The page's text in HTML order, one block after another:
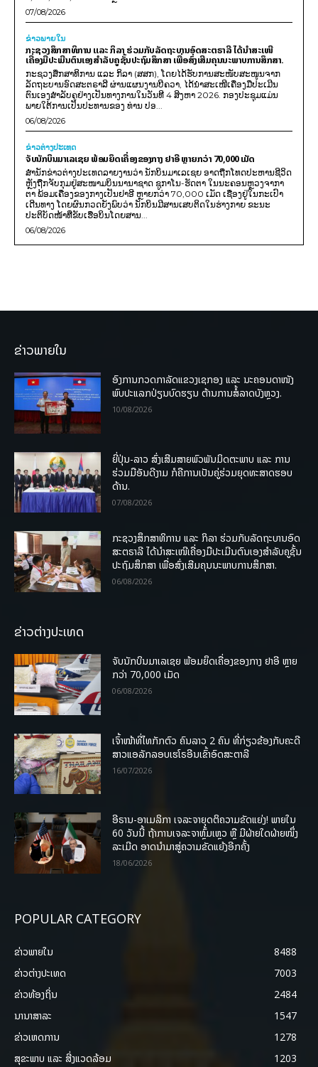
07/08/2026
ຂ່າວພາຍ​ໃນ
ກະຊວງສຶກສາທິການ ແລະ ກິລາ ຮ່ວມກັບລັດຖະບານອົດສະຕຣາລີ ໄດ້ນຳສະເໜີ
ເຄື່ອງມືປະເມີນຕົນເອງສຳລັບຄູຊັ້ນປະຖົມສຶກສາ ເພື່ອສົ່ງເສີມຄຸນນະພາບການສຶກສາ.
ກະຊວງສຶກສາທິການ ແລະ ກິລາ (ສສກ), ໂດຍໄດ້ຮັບການສະໜັບສະໜູນຈາກ
ລັດຖະບານອົດສະຕຣາລີ ຜ່ານແຜນງານບີຄວາ, ໄດ້ນຳສະເໜີເຄື່ອງມືປະເມີນ
ຕົນເອງສຳລັບຄູຢ່າງເປັນທາງການໃນວັນທີ 4 ສິງຫາ 2026. ກອງປະຊຸມແມ່ນ
ພາຍໃຕ້ການເປັນປະທານຂອງ ທ່ານ ປອ...
06/08/2026
ຂ່າວຕ່າງປະເທດ
ຈັບນັກບິນມາເລເຊຍ ພ້ອມຍຶດເຄື່ອງຂອງກາງ ຢາອີ ຫຼາຍກວ່າ 70,000 ເມັດ
ສຳນັກຂ່າວຕ່າງປະເທດລາຍງານວ່າ ນັກບິນມາເລເຊຍ ອາດຖືກໂທດປະຫານຊີວິດ
ຫຼັງຖືກຈັບກຸມຢູ່ສະໜາມບິນນານາຊາດ ຊູກາໂນ-ຮັດຕາ ໃນນະຄອນຫຼວງຈາກາ
ຕາ ພ້ອມເຄື່ອງຂອງກາງເປັນຢາອີ ຫຼາຍກວ່າ 70,000 ເມັດ ເຊື່ອງຢູ່ໃນກະເປົາ
ເດີນທາງ ໂດຍຜົນກວດຍັງພົບວ່າ ນັກບິນມີສານເສບຕິດໃນຮ່າງກາຍ ຂະນະ
ປະຕິບັດໜ້າທີ່ຂັບເຮືອບິນໂດຍສານ...
06/08/2026
ຂ່າວພາຍໃນ
ອົງການກວດກາລັດແຂວງເຊກອງ ແລະ ນະຄອນດາໜັງ
ພົບປະແລກປ່ຽນບົດຮຽນ ຕ້ານການສໍ້ລາດບັງຫຼວງ.
10/08/2026
ຍີ່ປຸ່ນ-ລາວ ສົ່ງເສີມສາຍພົວພັນມິດຕະພາບ ແລະ ການ
ຮ່ວມມືອັນດີງາມ ກໍຄືການເປັນຄູ່ຮ່ວມຍຸດທະສາດຮອບ
ດ້ານ.
07/08/2026
ກະຊວງສຶກສາທິການ ແລະ ກິລາ ຮ່ວມກັບລັດຖະບານອົດ
ສະຕຣາລີ ໄດ້ນຳສະເໜີເຄື່ອງມືປະເມີນຕົນເອງສຳລັບຄູຊັ້ນ
ປະຖົມສຶກສາ ເພື່ອສົ່ງເສີມຄຸນນະພາບການສຶກສາ.
06/08/2026
ຂ່າວຕ່າງປະເທດ
ຈັບນັກບິນມາເລເຊຍ ພ້ອມຍຶດເຄື່ອງຂອງກາງ ຢາອີ ຫຼາຍ
ກວ່າ 70,000 ເມັດ
06/08/2026
ເຈົ້າໜ້າທີ່ໄທກັກຕົວ ຄົນລາວ 2 ຄົນ ທີ່ກ່ຽວຂ້ອງກັບຄະດີ
ສາວແອລັກລອບເຮໂຣອີນເຂົ້າອົດສະຕາລີ
16/07/2026
ອີຣານ-ອາເມລິກາ ເຈລະຈາຍຸດຕິຄວາມຂັດແຍ່ງ! ພາຍໃນ
60 ວັນນີ້ ຖ້າການເຈລະຈາຫຼົ້ມເຫຼວ ຫຼື ມີຝ່າຍໃດຝ່າຍໜຶ່ງ
ລະເມີດ ອາດນໍາມາສູ່ຄວາມຂັດແຍ້ງອີກຄັ້ງ
18/06/2026
POPULAR CATEGORY
ຂ່າວພາຍ​ໃນ
8488
ຂ່າວຕ່າງປະເທດ
7003
ຂ່າວທ້ອງຖິ່ນ
2484
ນານາສາລະ
1547
ຂ່າວເຫດການ
1278
ສຸຂະພາບ ແລະ ສີ່ງແວດລ້ອມ
1203